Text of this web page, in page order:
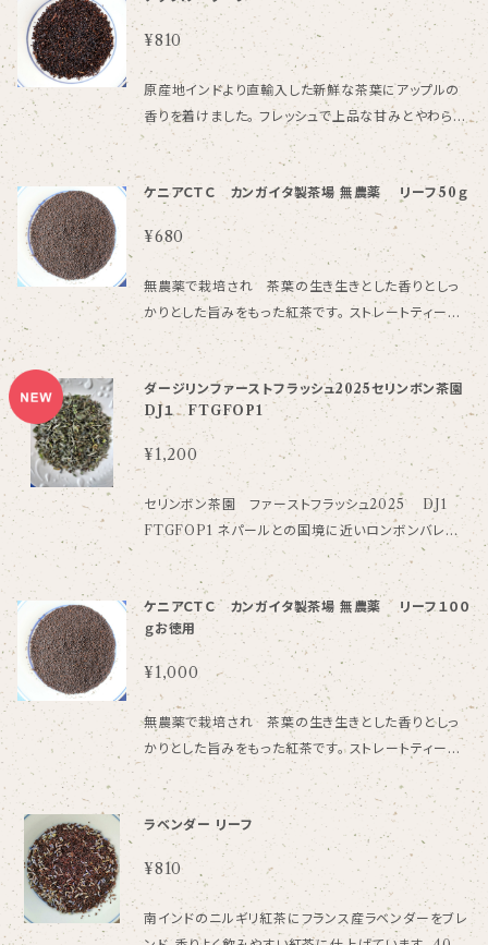
の商品と合わせて5点までの購入なります。
¥810
原産地インドより直輸入した新鮮な茶葉にアップルの
香りを着けました。 フレッシュで上品な甘みとやわらか
なリンゴの香りが特徴です。 リーピーター様が多い商
品の一つです。 オススメ：ストレート、ミルクティー、アイ
スティー 一回のご購入で発送できる個数は全商品合わ
せて５袋までになっております。 水出しＯＫ ４０ｇ
ケニアＣＴＣ カンガイタ製茶場 無農薬 リーフ50ｇ
¥680
無農薬で栽培され 茶葉の生き生きとした香りとしっ
かりとした旨みをもった紅茶です。 ストレートティーで
いただくときは茶葉をやや少な目にして、ミルクティー
のときは濃い目に淹れてたっぷりのミルクを入れるの
がおすすめです。 CTC製法ですので、抽出時間もたい
へん速く、アイスティー、チャイの材料としてなど色々な
使い方ができるたいへん便利な紅茶です。 ５０ｇ 一回
のご購入で発送できる個数は全商品合わせて５袋まで
になっております。
ダージリンファーストフラッシュ2025セリンボン茶園
DJ１ FTGFOP1
¥1,200
セリンボン茶園 ファーストフラッシュ2025 DJ1
FTGFOP1 ネパールとの国境に近いロンボンバレー
の山の斜面に茶畑が広がります。 1995年よりバイオオ
ーガニック農法を取り入れ、1997年からはバイオダイ
ナミック農法を取り入れるなど早い時期からオーガニッ
ク製法にこだわり品質の良い紅茶の生産に前向きに取
り組んでいる茶園です。 青い若葉の渋みはすっきりと、
そして香ばしい余韻が香る大人っぽいイメージのオー
ガニックティーになります。 25ｇ 一回のご購入で発送
できる個数は全商品合わせて５袋までになっておりま
す。
ケニアＣＴＣ カンガイタ製茶場 無農薬 リーフ１００
ｇお徳用
¥1,000
無農薬で栽培され 茶葉の生き生きとした香りとしっ
かりとした旨みをもった紅茶です。 ストレートティーで
いただくときは茶葉をやや少な目にして、ミルクティー
のときは濃い目に淹れてたっぷりのミルクを入れるの
がおすすめです。 CTC製法ですので、抽出時間もたい
へん速く、アイスティー、チャイの材料としてなど色々な
使い方ができるたいへん便利な紅茶です。 １００ｇ 一回
のご購入で発送できる個数は全商品合わせて５袋まで
になっております。
ラベンダー リーフ
¥810
南インドのニルギリ紅茶にフランス産ラベンダーをブレ